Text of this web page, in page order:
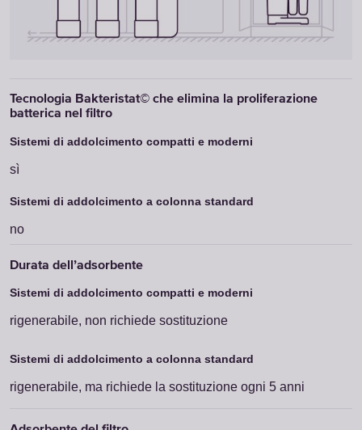
sì
no
rigenerabile, non richiede sostituzione
rigenerabile, ma richiede la sostituzione ogni 5 anni